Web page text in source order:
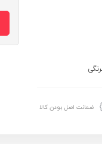
ضمانت اصل بودن کالا